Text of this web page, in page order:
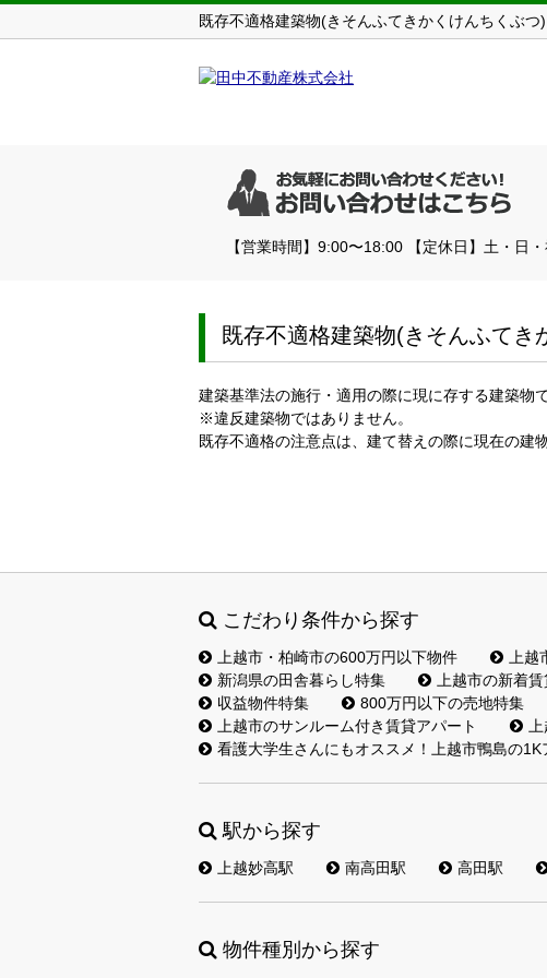
既存不適格建築物(きそんふてきかくけんちくぶつ)
【営業時間】9:00〜18:00 【定休日】土・日・
既存不適格建築物(きそんふてき
建築基準法の施行・適用の際に現に存する建築物
※違反建築物ではありません。
既存不適格の注意点は、建て替えの際に現在の建
こだわり条件から探す
上越市・柏崎市の600万円以下物件 上
新潟県の田舎暮らし特集
上越市の新着
収益物件特集
800万円以下の売地特集
上越市のサンルーム付き賃貸アパート
看護大学生さんにもオススメ！上越市鴨島の1K
駅から探す
上越妙高駅 南高田駅 高田駅
物件種別から探す